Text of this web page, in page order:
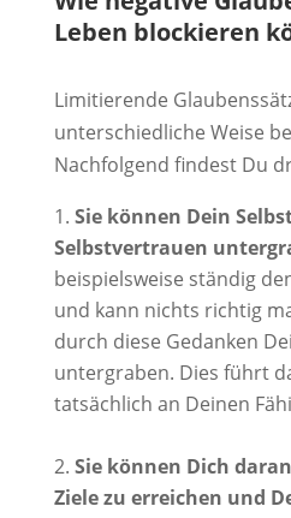
Leben blockieren
Limitierende
unterschiedliche Weise
Nachfolgend findest Du
Sie können Dein
Selbstvertrauen
beispielsweise ständig
und kann nichts richtig
durch diese Gedanken
untergraben. Dies führt
tatsächlich an Deinen
Sie können Dich
Ziele zu erreichen und